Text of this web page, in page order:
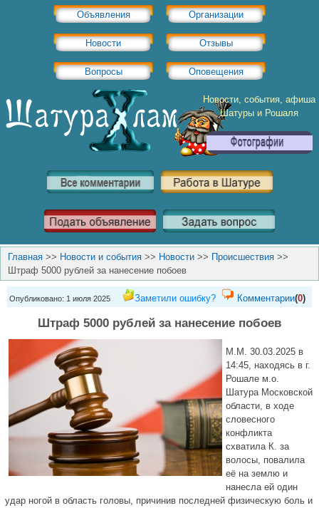
Объявления Организации
Новости Отзывы
Вопросы Оповещения
Новости, события, афиша
Шатуры и Рошаля
Главная >> Новости и события >> Новости >> Происшествия >>
Штраф 5000 рублей за нанесение побоев
Опубликовано: 1 июля 2025 Заметили ошибку? Комментарии(0)
Штраф 5000 рублей за нанесение побоев
М.М. 30.03.2025 в
14:45, находясь в г.
Рошале м.о.
Шатура Московской
области, в ходе
словесного
конфликта
схватила К. за
волосы, повалила
её на землю и
нанесла ей один
удар ногой в область головы, причинив последней физическую боль и